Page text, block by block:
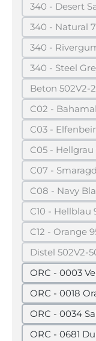
340 - Desert
340 - Natural
(Diese
340 -
340 - Steel
Beton 502V2-
C02 -
C03 -
C05 - Hellgrau
C07 -
C08 - Navy
C10 - Hellblau
C12 - Orange
Distel 502V2-
ORC - 0003
ORC - 0018
ORC - 0034
ORC - 0681